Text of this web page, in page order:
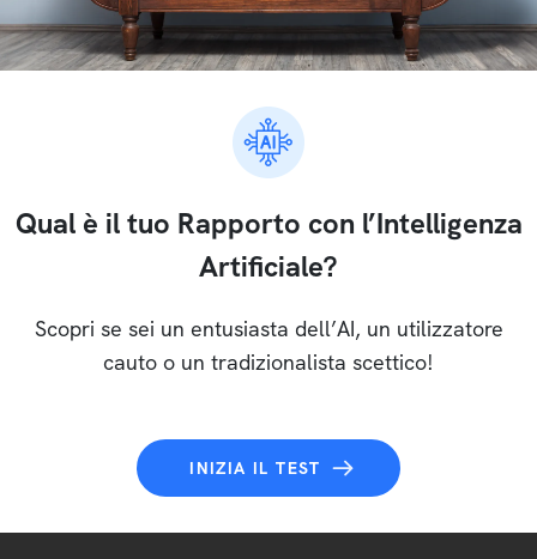
Qual è il tuo Rapporto con l’Intelligenza
Artificiale?
Scopri se sei un entusiasta dell’AI, un utilizzatore
cauto o un tradizionalista scettico!
INIZIA IL TEST